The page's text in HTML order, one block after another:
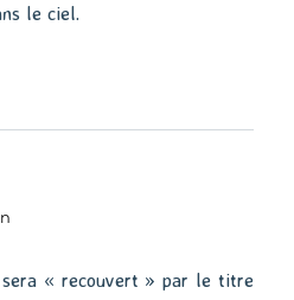
le ciel.
« recouvert » par le titre